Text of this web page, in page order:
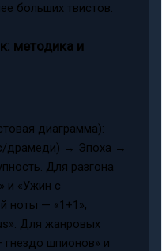
больших твистов.
методика и
диаграмма):
драмеди) → Эпоха →
Для разгона
и «Ужин с
ноты — «1+1»,
Для жанровых
гнездо шпионов» и